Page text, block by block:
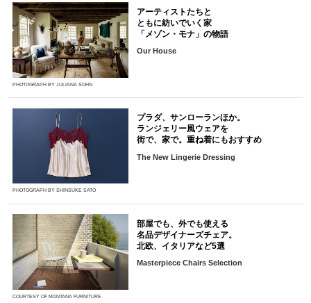
PHOTOGRAPH BY JULIANA SOHN
アーティストたちと
ともに紡いでいく家
「メゾン・モナ」の物語
Our House
PHOTOGRAPH BY SHINSUKE SATO
プラダ、サンローランほか。
ランジェリー風ウェアを
街で、家で。重ね着にもおすすめ
The New Lingerie Dressing
COURTESY OF MONTANA FURNITURE
部屋でも、外でも使える
名品デザイナーズチェア。
北欧、イタリアなど5選
Masterpiece Chairs Selection